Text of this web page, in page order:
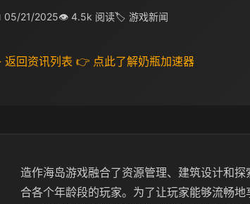
05/21/2025👁 4.5k 阅读🏷 游戏新闻
回资讯列表 👉 点此了解奶瓶加速器
造作海岛游戏融合了资源管理、建筑设计和
合各个年龄段的玩家。为了让玩家能够流畅